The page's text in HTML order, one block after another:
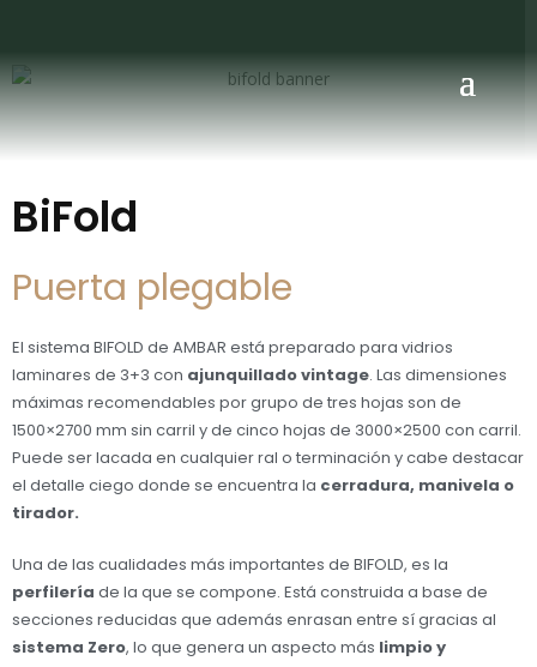
BiFold
Puerta plegable
El sistema BIFOLD de AMBAR está preparado para vidrios
laminares de 3+3 con ajunquillado vintage. Las dimensiones
máximas recomendables por grupo de tres hojas son de
1500×2700 mm sin carril y de cinco hojas de 3000×2500 con carril.
Puede ser lacada en cualquier ral o terminación y cabe destacar
el detalle ciego donde se encuentra la cerradura, manivela o
tirador.
Una de las cualidades más importantes de BIFOLD, es la
perfilería de la que se compone. Está construida a base de
secciones reducidas que además enrasan entre sí gracias al
sistema Zero, lo que genera un aspecto más limpio y